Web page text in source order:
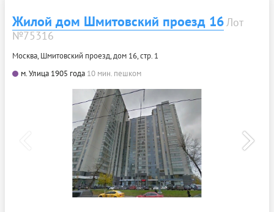
Жилой дом Шмитовский проезд 16Лот
№75316
Москва, Шмитовский проезд, дом 16, стр. 1
м. Улица 1905 года 10 мин. пешком